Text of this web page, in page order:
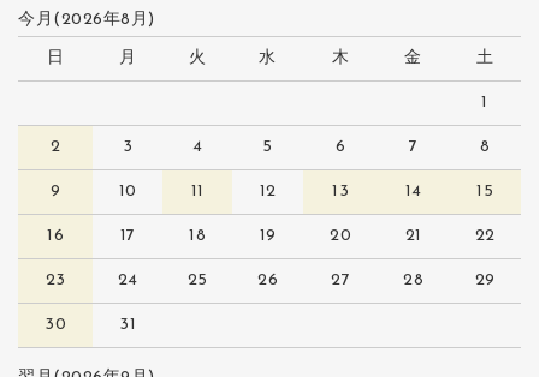
今月(2026年8月)
日 月 火 水 木 金 土
1
2 3 4 5 6 7 8
9 10 11 12 13 14 15
16 17 18 19 20 21 22
23 24 25 26 27 28 29
30 31